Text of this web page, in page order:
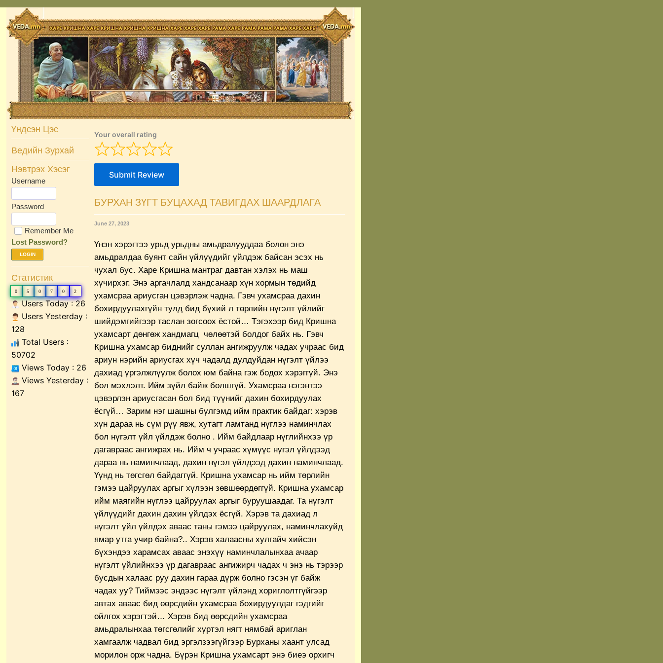
Skip
content
Үндсэн Цэс
Ведийн Зурхай
Нэвтрэх Хэсэг
Username
Password
Remember Me
Lost Password?
LOGIN
Статистик
0 5 0 7 0 2
Users Today : 26
Users Yesterday :
128
Total Users :
50702
Views Today : 26
Views Yesterday :
167
Your overall rating
Submit Review
БУРХАН ЗҮГТ БУЦАХАД ТАВИГДАХ ШААРДЛАГА
June 27, 2023
Үнэн хэрэгтээ урьд урьдны амьдралууддаа болон энэ
амьдралдаа буянт сайн үйлүүдийг үйлдэж байсан эсэх нь
чухал бус. Харе Кришна мантраг давтан хэлэх нь маш
хүчирхэг. Энэ аргачлалд хандсанаар хүн хормын төдийд
ухамсраа ариусган цэвэрлэж чадна. Гэвч ухамсраа дахин
бохирдуулахгүйн тулд бид бүхий л төрлийн нүгэлт үйлийг
шийдэмгийгээр таслан зогсоох ёстой… Тэгэхээр бид Кришна
ухамсарт дөнгөж хандмагц чөлөөтэй болдог байх нь. Гэвч
Кришна ухамсар биднийг суллан ангижруулж чадах учраас бид
ариун нэрийн ариусгах хүч чадалд дулдуйдан нүгэлт үйлээ
дахиад үргэлжлүүлж болох юм байна гэж бодох хэрэггүй. Энэ
бол мэхлэлт. Ийм зүйл байж болшгүй. Ухамсраа нэгэнтээ
цэвэрлэн ариусгасан бол бид түүнийг дахин бохирдуулах
ёсгүй… Зарим нэг шашны бүлгэмд ийм практик байдаг: хэрэв
хүн дараа нь сүм рүү явж, хутагт ламтанд нүглээ наминчлах
бол нүгэлт үйл үйлдэж болно . Ийм байдлаар нүглийнхээ үр
дагавраас ангижрах нь. Ийм ч учраас хүмүүс нүгэл үйлдээд
дараа нь наминчлаад, дахин нүгэл үйлдээд дахин наминчлаад.
Үүнд нь төгсгөл байдаггүй. Кришна ухамсар нь ийм төрлийн
гэмээ цайруулах аргыг хүлээн зөвшөөрдөггүй. Кришна ухамсар
ийм маягийн нүглээ цайруулах аргыг буруушаадаг. Та нүгэлт
үйлүүдийг дахин дахин үйлдэх ёсгүй. Хэрэв та дахиад л
нүгэлт үйл үйлдэх аваас таны гэмээ цайруулах, наминчлахуйд
ямар утга учир байна?.. Хэрэв халаасны хулгайч хийсэн
бүхэндээ харамсах аваас энэхүү наминчлалынхаа ачаар
нүгэлт үйлийнхээ үр дагавраас ангижирч чадах ч энэ нь тэрээр
бусдын халаас руу дахин гараа дүрж болно гэсэн үг байж
чадах уу? Тиймээс эндээс нүгэлт үйлэнд хориглолтгүйгээр
автах аваас бид өөрсдийн ухамсраа бохирдуулдаг гэдгийг
ойлгох хэрэгтэй… Хэрэв бид өөрсдийн ухамсраа
амьдралынхаа төгсгөлийг хүртэл нягт нямбай ариглан
хамгаалж чадвал бид эргэлзээгүйгээр Бурханы хаант улсад
морилон орж чадна. Бүрэн Кришна ухамсарт энэ биеэ орхигч